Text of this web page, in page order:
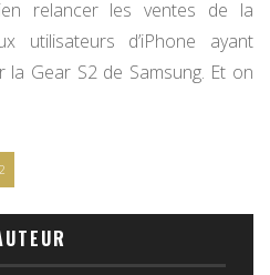
relancer les ventes de la
utilisateurs d’iPhone ayant
Gear S2 de Samsung. Et on